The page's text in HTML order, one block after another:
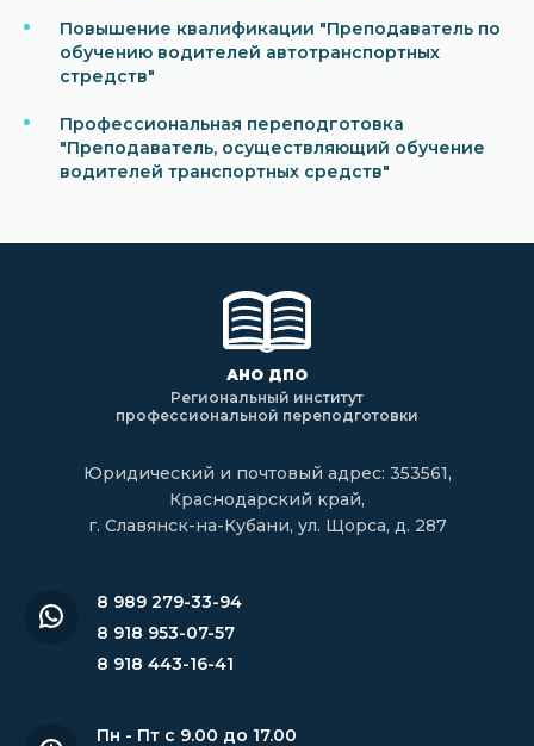
Повышение квалификации "Преподаватель по
обучению водителей автотранспортных
стредств"
Профессиональная переподготовка
"Преподаватель, осуществляющий обучение
водителей транспортных средств"
АНО ДПО
Региональный институт
профессиональной переподготовки
Юридический и почтовый адрес: 353561,
Краснодарский край,
г. Славянск-на-Кубани, ул. Щорса, д. 287
8 989 279-33-94
8 918 953-07-57
8 918 443-16-41
Пн - Пт с 9.00 до 17.00